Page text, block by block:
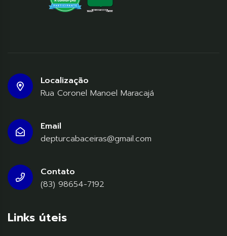
Localização
Rua Coronel Manoel Maracajá
Email
depturcabaceiras@gmail.com
Contato
(83) 98654-7192
Links úteis